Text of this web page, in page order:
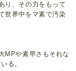
り、その力をもって
世界中をマ素で汚染
MPや素早さもそれな
る。